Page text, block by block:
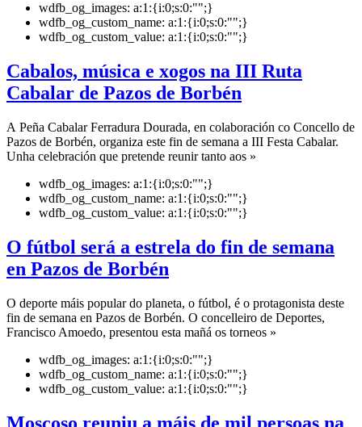
wdfb_og_images: a:1:{i:0;s:0:"";}
wdfb_og_custom_name: a:1:{i:0;s:0:"";}
wdfb_og_custom_value: a:1:{i:0;s:0:"";}
Cabalos, música e xogos na III Ruta
Cabalar de Pazos de Borbén
A Peña Cabalar Ferradura Dourada, en colaboración co Concello de
Pazos de Borbén, organiza este fin de semana a III Festa Cabalar.
Unha celebración que pretende reunir tanto aos »
wdfb_og_images: a:1:{i:0;s:0:"";}
wdfb_og_custom_name: a:1:{i:0;s:0:"";}
wdfb_og_custom_value: a:1:{i:0;s:0:"";}
O fútbol será a estrela do fin de semana
en Pazos de Borbén
O deporte máis popular do planeta, o fútbol, é o protagonista deste
fin de semana en Pazos de Borbén. O concelleiro de Deportes,
Francisco Amoedo, presentou esta mañá os torneos »
wdfb_og_images: a:1:{i:0;s:0:"";}
wdfb_og_custom_name: a:1:{i:0;s:0:"";}
wdfb_og_custom_value: a:1:{i:0;s:0:"";}
Moscoso reuniu a máis de mil persoas na